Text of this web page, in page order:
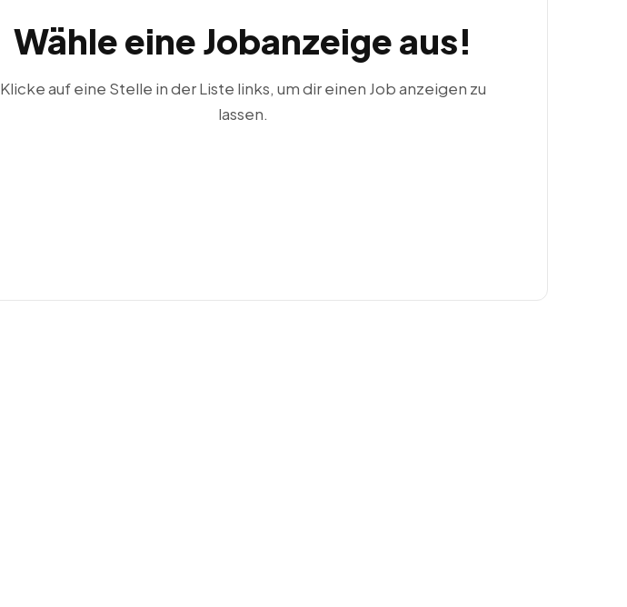
Wähle eine Jobanzeige aus!
Klicke auf eine Stelle in der Liste links, um dir einen Job anzeigen zu
lassen.